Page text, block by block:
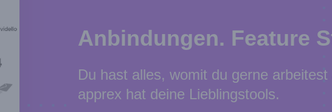
Anbindungen. Feature
Du hast alles, womit du gerne arbeitest
apprex hat deine Lieblingstools.